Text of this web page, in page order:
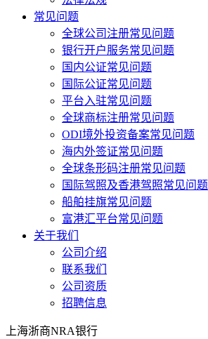
常见问题
全球公司注册常见问题
银行开户服务常见问题
国内公证常见问题
国际公证常见问题
平台入驻常见问题
全球商标注册常见问题
ODI境外投资备案常见问题
海内外签证常见问题
全球条形码注册常见问题
国际驾照及香港驾照常见问题
船舶挂旗常见问题
富港汇平台常见问题
关于我们
公司介绍
联系我们
公司资质
招聘信息
上海浙商NRA银行